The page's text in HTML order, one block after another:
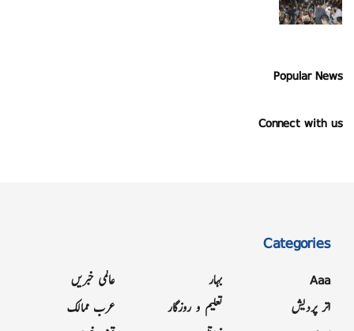
Popular News
Connect with us
Categories
Aaa
اتر پردیش
بہار
تعلیم و روزگار
عالمی خبریں
عرب ممالک